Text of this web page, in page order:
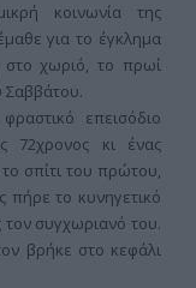
κοινωνία της
για το έγκλημα
χωριό, το πρωί
επεισόδιο
72χρονος κι ένας
σπίτι του πρώτου,
πήρε το κυνηγετικό
συγχωριανό του.
βρήκε στο κεφάλι